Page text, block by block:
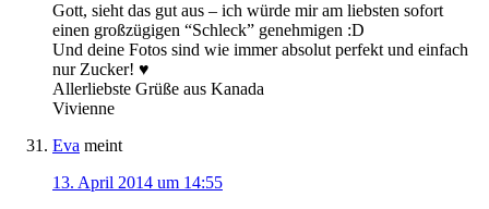
Gott, sieht das gut aus – ich würde mir am liebsten sofort
einen großzügigen “Schleck” genehmigen :D
Und deine Fotos sind wie immer absolut perfekt und einfach
nur Zucker! ♥
Allerliebste Grüße aus Kanada
Vivienne
Eva meint
13. April 2014 um 14:55